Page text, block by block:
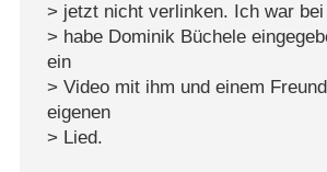
> jetzt nicht verlinken. Ich war bei
> habe Dominik Büchele
ein
> Video mit ihm und einem
eigenen
> Lied.